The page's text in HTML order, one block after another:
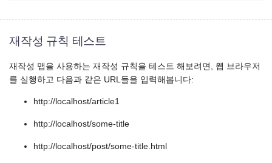
재작성 규칙 테스트
재작성 맵을 사용하는 재작성 규칙을 테스트 해보려면, 웹 브라우저
를 실행하고 다음과 같은 URL들을 입력해봅니다:
http://localhost/article1
http://localhost/some-title
http://localhost/post/some-title.html